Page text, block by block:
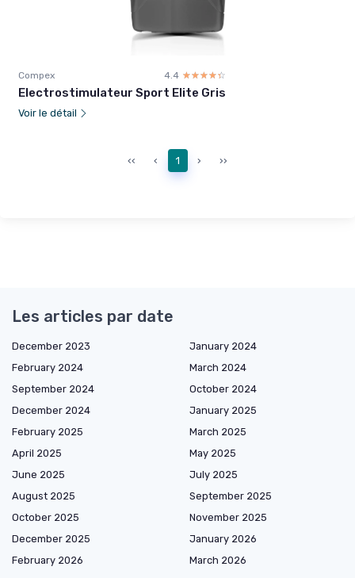
Compex 4.4 ☆☆☆☆☆
★★★★★
Electrostimulateur Sport Elite Gris
Voir le détail
‹‹ ‹ 1 › ››
Les articles par date
December 2023
January 2024
February 2024
March 2024
September 2024
October 2024
December 2024
January 2025
February 2025
March 2025
April 2025
May 2025
June 2025
July 2025
August 2025
September 2025
October 2025
November 2025
December 2025
January 2026
February 2026
March 2026